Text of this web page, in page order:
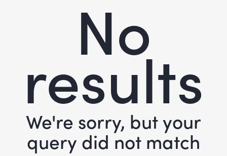
No
results
We're sorry, but your
query did not match